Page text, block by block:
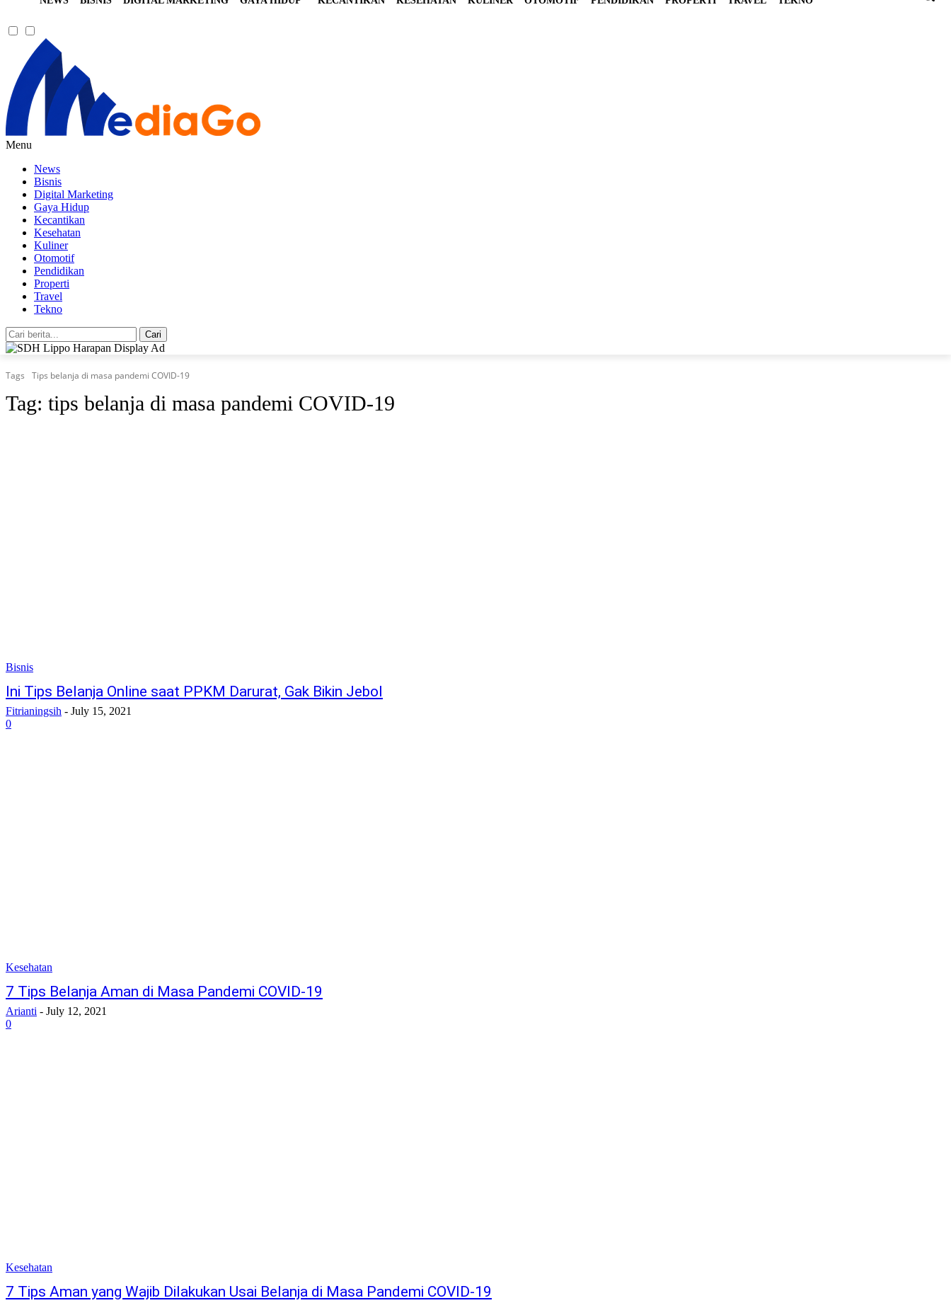
Menu
News
Bisnis
Digital Marketing
Gaya Hidup
Kecantikan
Kesehatan
Kuliner
Otomotif
Pendidikan
Properti
Travel
Tekno
Cari
Tags Tips belanja di masa pandemi COVID-19
Tag: tips belanja di masa pandemi COVID-19
Bisnis
Ini Tips Belanja Online saat PPKM Darurat, Gak Bikin Jebol
Fitrianingsih - July 15, 2021
0
Kesehatan
7 Tips Belanja Aman di Masa Pandemi COVID-19
Arianti - July 12, 2021
0
Kesehatan
7 Tips Aman yang Wajib Dilakukan Usai Belanja di Masa Pandemi COVID-19